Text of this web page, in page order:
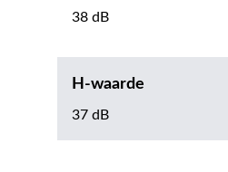
38 dB
H-waarde
37 dB